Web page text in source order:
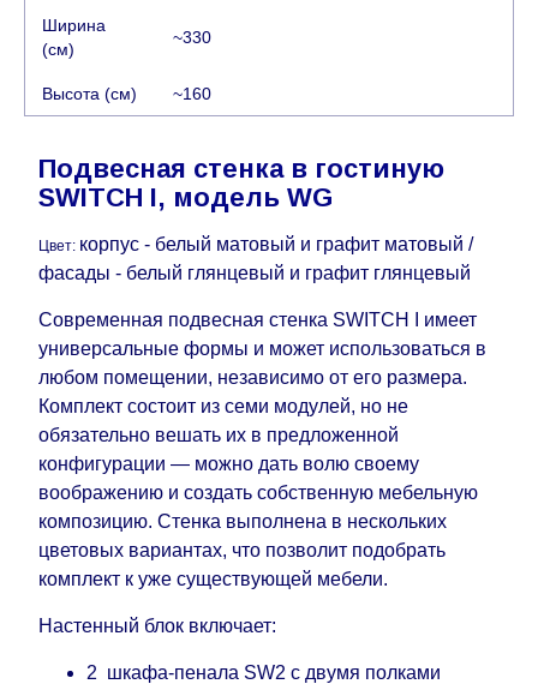
воскресенья по четверг недели, исключая
выходные, праздничные вечера и праздничные
дни) от даты получения оплаты от
кредитной компании клиента.
доставкой при заказе мебели из-за границы, на
которые не может повлиять Поставщик, в этих
рабочих дней и не будет считаться
задержкой.
Вместе с тем поставщики
прилагают все усилия, чтобы максимально
ускоритьдоставку, но, не имея возможности
это гарантировать, поэтому интернет-магазин
не несет ответственности за какие-либо
задержки.
Мебель из категории "Модульная мебель"
является модулярной, что оставляет право за
Поставщиком сделать доставку по мере
поступления модулей с фабрики, в течение
дополнительных 60 рабочих дней после первой
Ширина
(см)
~330
Высота (см) ~160
Подвесная стенка в гостиную
SWITCH I, модель WG
Цвет: корпус - белый матовый и графит матовый /
фасады - белый глянцевый и графит глянцевый
Современная подвесная стенка SWITCH I имеет
универсальные формы и может использоваться в
любом помещении, независимо от его размера.
Комплект состоит из семи модулей, но не
обязательно вешать их в предложенной
конфигурации — можно дать волю своему
воображению и создать собственную мебельную
композицию. Стенка выполнена в нескольких
цветовых вариантах, что позволит подобрать
комплект к уже существующей мебели.
Настенный блок включает:
2 шкафа-пенала SW2 с двумя полками